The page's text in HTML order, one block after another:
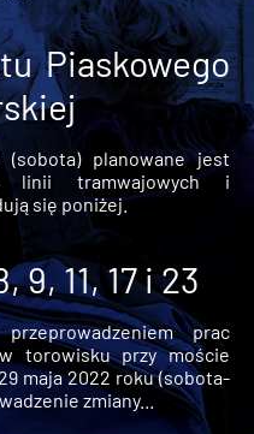
Piaskowego
planowane jest
linii tramwajowych i
się poniżej.
11, 17 i 23
prac
torowisku przy moście
maja 2022 roku (sobota-
zmiany...